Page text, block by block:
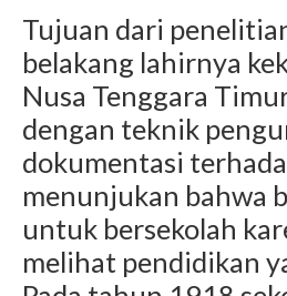
Tujuan dari
belakang lahirnya
Nusa Tenggara
dengan teknik
dokumentasi
menunjukan bahwa
untuk bersekolah
melihat pendidikan